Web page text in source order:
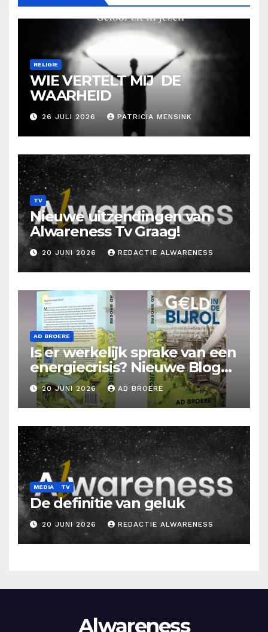
RELIGIE
WIE VERTELT MIJ DE
WAARHEID
26 JULI 2026 PATRICIA MENSINK
TV
Nieuwe uitzendingen van
Alwareness Tv Graag!
20 JUNI 2026 REDACTIE ALWARENESS
AD BROERE
Is er werkelijk sprake van een
energiecrisis? Nieuwe Blog
Ad Broere
20 JUNI 2026 AD BROERE
MEDIA TV
De definitie van geluk
20 JUNI 2026 REDACTIE ALWARENESS
Alwareness